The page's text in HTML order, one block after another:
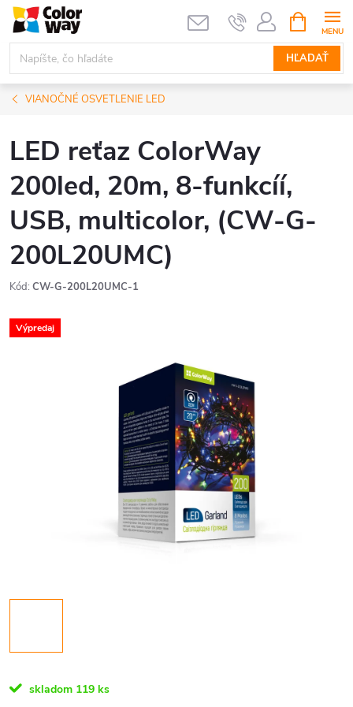
Prejsť
obsah
HĽADAŤ
KOŠÍK
VIANOČNÉ OSVETLENIE LED
LED reťaz ColorWay
200led, 20m, 8-funkcíí,
USB, multicolor, (CW-G-
200L20UMC)
Kód: CW-G-200L20UMC-1
Výpredaj
skladom 119 ks